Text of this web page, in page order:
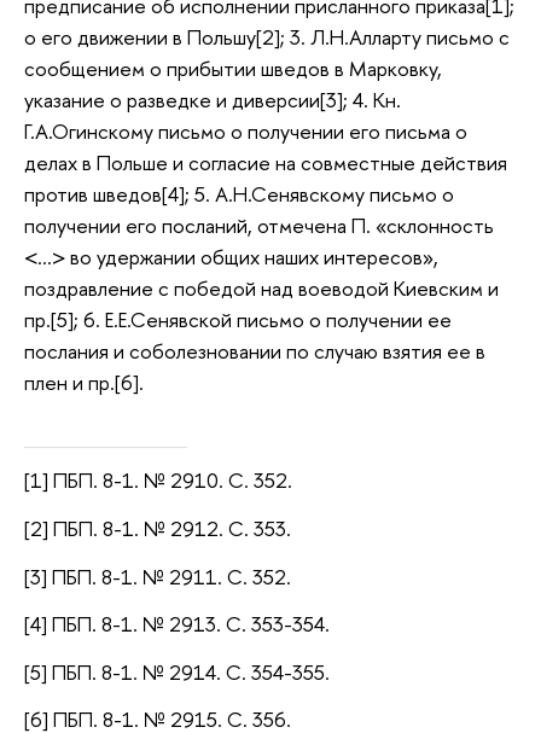
предписание об исполнении присланного приказа[1];
о его движении в Польшу[2]; 3. Л.Н.Алларту письмо с
сообщением о прибытии шведов в Марковку,
указание о разведке и диверсии[3]; 4. Кн.
Г.А.Огинскому письмо о получении его письма о
делах в Польше и согласие на совместные действия
против шведов[4]; 5. А.Н.Сенявскому письмо о
получении его посланий, отмечена П. «склонность
<…> во удержании общих наших интересов»,
поздравление с победой над воеводой Киевским и
пр.[5]; 6. Е.Е.Сенявской письмо о получении ее
послания и соболезновании по случаю взятия ее в
плен и пр.[6].
[1] ПБП. 8-1. № 2910. С. 352.
[2] ПБП. 8-1. № 2912. С. 353.
[3] ПБП. 8-1. № 2911. С. 352.
[4] ПБП. 8-1. № 2913. С. 353-354.
[5] ПБП. 8-1. № 2914. С. 354-355.
[6] ПБП. 8-1. № 2915. С. 356.